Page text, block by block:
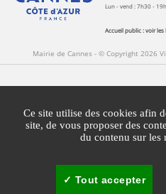
Lun - vend : 7h30 -
Accueil public :voir les
Mairie de Cannes - © Copyright 2026
Mentions légales
Ce site utilise des cookies afin
site, de vous proposer des
du contenu sur les
Tout accepter